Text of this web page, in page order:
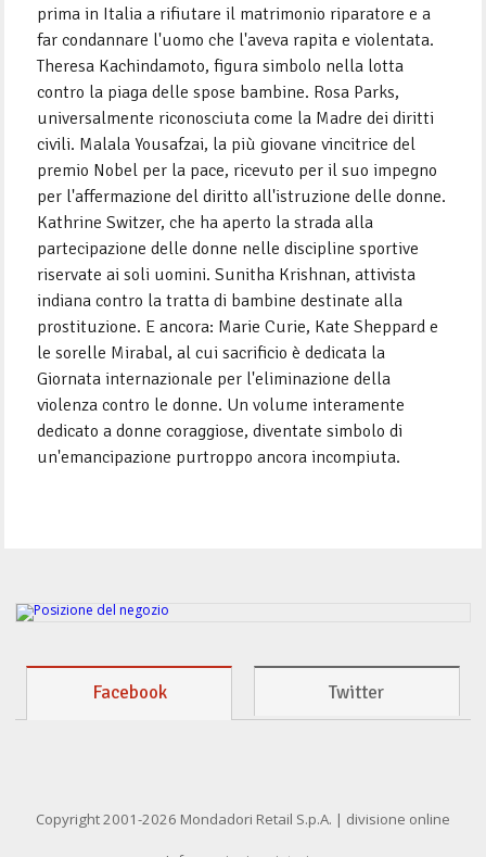
prima in Italia a rifiutare il matrimonio riparatore e a
far condannare l'uomo che l'aveva rapita e violentata.
Theresa Kachindamoto, figura simbolo nella lotta
contro la piaga delle spose bambine. Rosa Parks,
universalmente riconosciuta come la Madre dei diritti
civili. Malala Yousafzai, la più giovane vincitrice del
premio Nobel per la pace, ricevuto per il suo impegno
per l'affermazione del diritto all'istruzione delle donne.
Kathrine Switzer, che ha aperto la strada alla
partecipazione delle donne nelle discipline sportive
riservate ai soli uomini. Sunitha Krishnan, attivista
indiana contro la tratta di bambine destinate alla
prostituzione. E ancora: Marie Curie, Kate Sheppard e
le sorelle Mirabal, al cui sacrificio è dedicata la
Giornata internazionale per l'eliminazione della
violenza contro le donne. Un volume interamente
dedicato a donne coraggiose, diventate simbolo di
un'emancipazione purtroppo ancora incompiuta.
Facebook Twitter
Copyright 2001-2026 Mondadori Retail S.p.A. | divisione online